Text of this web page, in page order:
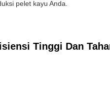
pelet kayu Anda.
Tinggi Dan